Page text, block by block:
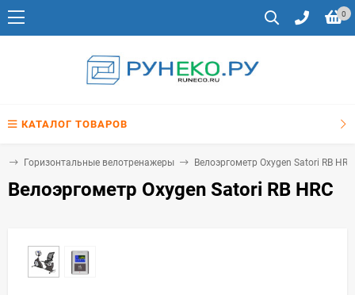
0
КАТАЛОГ ТОВАРОВ
Горизонтальные велотренажеры Велоэргометр Oxygen Satori RB HRC
Велоэргометр Oxygen Satori RB HRC